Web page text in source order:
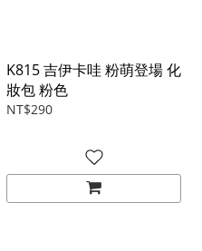
K815 吉伊卡哇 粉萌登場 化
妝包 粉色
NT$290